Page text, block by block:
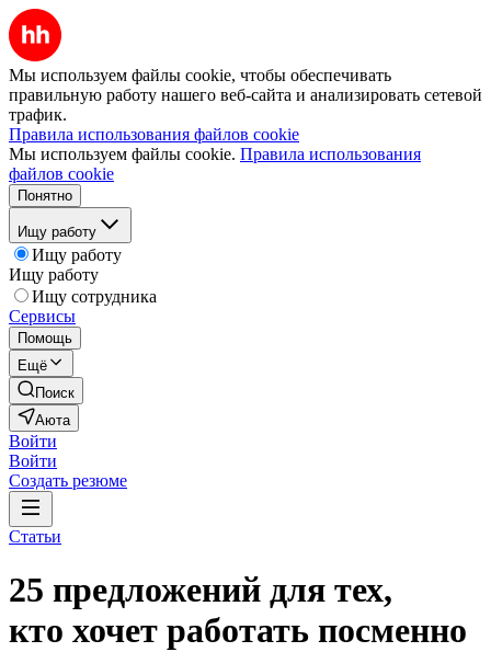
Мы используем файлы cookie, чтобы обеспечивать
правильную работу нашего веб-сайта и анализировать сетевой
трафик.
Правила использования файлов cookie
Мы используем файлы cookie. Правила использования
файлов cookie
Понятно
Ищу работу
Ищу работу
Ищу работу
Ищу сотрудника
Сервисы
Помощь
Ещё
Поиск
Аюта
Войти
Войти
Создать резюме
Статьи
25 предложений для тех,
кто хочет работать посменно